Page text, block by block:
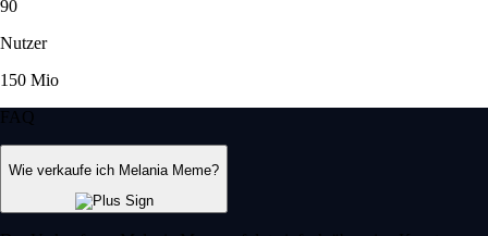
90
Nutzer
150 Mio
FAQ
Wie verkaufe ich Melania Meme?